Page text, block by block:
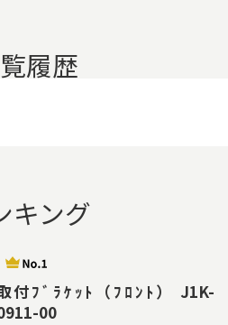
履歴
キング
付ﾌﾞﾗｹｯﾄ（ﾌﾛﾝﾄ） J1K-
00